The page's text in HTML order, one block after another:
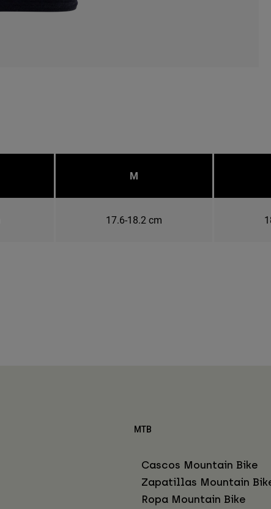
M
17.6-18.2 cm
MTB
Cascos Mountain Bike
Zapatillas Mountain
Ropa Mountain Bike